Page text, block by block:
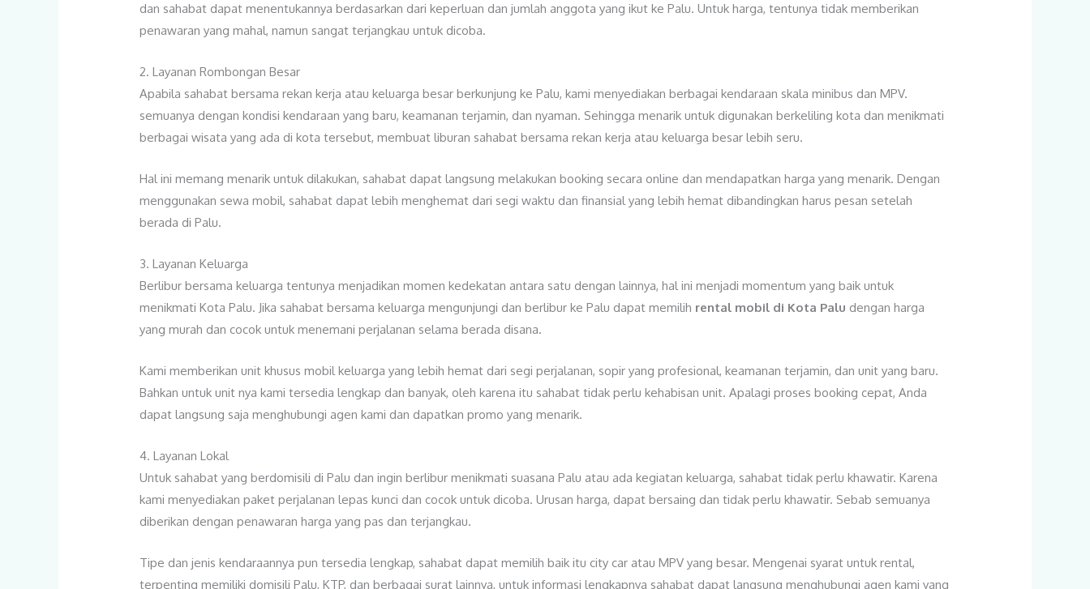
dan sahabat dapat menentukannya berdasarkan dari keperluan dan jumlah anggota yang ikut ke Palu. Untuk harga, tentunya tidak memberikan
penawaran yang mahal, namun sangat terjangkau untuk dicoba.
2. Layanan Rombongan Besar
Apabila sahabat bersama rekan kerja atau keluarga besar berkunjung ke Palu, kami menyediakan berbagai kendaraan skala minibus dan MPV.
semuanya dengan kondisi kendaraan yang baru, keamanan terjamin, dan nyaman. Sehingga menarik untuk digunakan berkeliling kota dan menikmati
berbagai wisata yang ada di kota tersebut, membuat liburan sahabat bersama rekan kerja atau keluarga besar lebih seru.
Hal ini memang menarik untuk dilakukan, sahabat dapat langsung melakukan booking secara online dan mendapatkan harga yang menarik. Dengan
menggunakan sewa mobil, sahabat dapat lebih menghemat dari segi waktu dan finansial yang lebih hemat dibandingkan harus pesan setelah
berada di Palu.
3. Layanan Keluarga
Berlibur bersama keluarga tentunya menjadikan momen kedekatan antara satu dengan lainnya, hal ini menjadi momentum yang baik untuk
menikmati Kota Palu. Jika sahabat bersama keluarga mengunjungi dan berlibur ke Palu dapat memilih rental mobil di Kota Palu dengan harga
yang murah dan cocok untuk menemani perjalanan selama berada disana.
Kami memberikan unit khusus mobil keluarga yang lebih hemat dari segi perjalanan, sopir yang profesional, keamanan terjamin, dan unit yang baru.
Bahkan untuk unit nya kami tersedia lengkap dan banyak, oleh karena itu sahabat tidak perlu kehabisan unit. Apalagi proses booking cepat, Anda
dapat langsung saja menghubungi agen kami dan dapatkan promo yang menarik.
4. Layanan Lokal
Untuk sahabat yang berdomisili di Palu dan ingin berlibur menikmati suasana Palu atau ada kegiatan keluarga, sahabat tidak perlu khawatir. Karena
kami menyediakan paket perjalanan lepas kunci dan cocok untuk dicoba. Urusan harga, dapat bersaing dan tidak perlu khawatir. Sebab semuanya
diberikan dengan penawaran harga yang pas dan terjangkau.
Tipe dan jenis kendaraannya pun tersedia lengkap, sahabat dapat memilih baik itu city car atau MPV yang besar. Mengenai syarat untuk rental,
terpenting memiliki domisili Palu, KTP, dan berbagai surat lainnya, untuk informasi lengkapnya sahabat dapat langsung menghubungi agen kami yang